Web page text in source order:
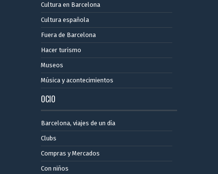
Cultura en Barcelona
Cultura española
Fuera de Barcelona
Hacer turismo
Museos
Música y acontecimientos
OCIO
Barcelona, ​​viajes de un día
Clubs
Compras y Mercados
Con niños